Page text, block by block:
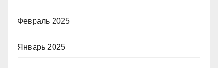
Февраль 2025
Январь 2025